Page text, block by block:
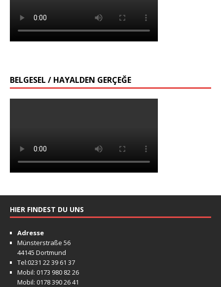
BELGESEL / HAYALDEN GERÇEĞE
HIER FINDEST DU UNS
Adresse
Münsterstraße 56
44145 Dortmund
Tel:0231 22 39 61 37
Mobil: 0173 980 82 26
Mobil: 0178 390 26 41